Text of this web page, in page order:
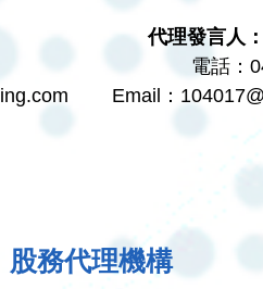
代理發言人
電話：
Email：
股務代理機構